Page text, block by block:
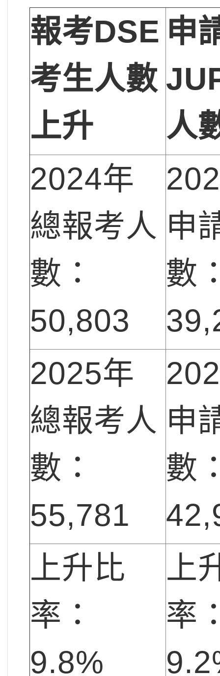
報考DSE
考生人數
上升
申
人
2024年
總報考人
數：
50,803
申
數
2025年
總報考人
數：
55,781
申
數
上升比
率：
9.8%
上
率